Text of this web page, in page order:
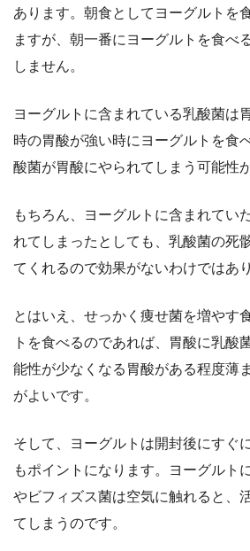
あります。朝食としてヨーグルトを
ますが、朝一番にヨーグルトを食べ
しません。
ヨーグルトに含まれている乳酸菌は
時の胃酸が強い時にヨーグルトを食
酸菌が胃酸にやられてしまう可能性
もちろん、ヨーグルトに含まれてい
れてしまったとしても、乳酸菌の死
てくれるので効果がないわけではあ
とはいえ、せっかく痩せ菌を増やす
トを食べるのであれば、胃酸に乳酸
能性が少なくなる胃酸がある程度薄
がよいです。
そして、ヨーグルトは開封後にすぐ
もポイントになります。ヨーグルト
やビフィズス菌は空気に触れると、
てしまうのです。